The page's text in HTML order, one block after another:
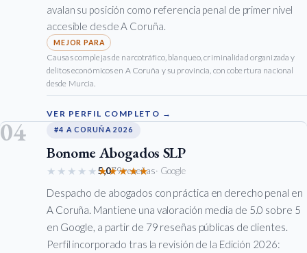
avalan su posición como referencia penal de primer nivel
accesible desde A Coruña.
Causas complejas de narcotráfico, blanqueo, criminalidad organizada y
delitos económicos en A Coruña y su provincia, con cobertura nacional
desde Murcia.
VER PERFIL COMPLETO →
04 #4 A CORUÑA 2026
Bonome Abogados SLP
★★★★★★★★★★
5,079 reseñas· Google
Despacho de abogados con práctica en derecho penal en
A Coruña. Mantiene una valoración media de 5.0 sobre 5
en Google, a partir de 79 reseñas públicas de clientes.
Perfil incorporado tras la revisión de la Edición 2026: